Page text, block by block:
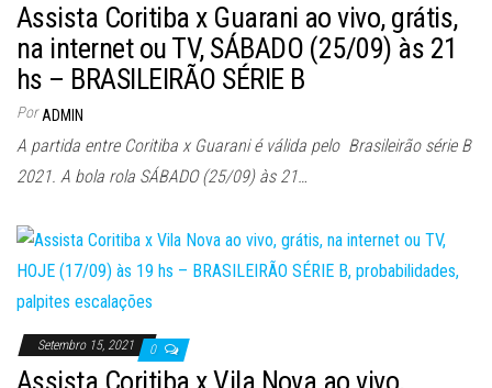
Assista Coritiba x Guarani ao vivo, grátis,
na internet ou TV, SÁBADO (25/09) às 21
hs – BRASILEIRÃO SÉRIE B
Por ADMIN
A partida entre Coritiba x Guarani é válida pelo Brasileirão série B
2021. A bola rola SÁBADO (25/09) às 21…
Setembro 15, 2021 0
Assista Coritiba x Vila Nova ao vivo,